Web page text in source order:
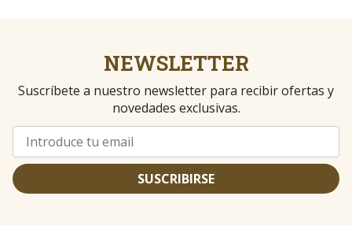
NEWSLETTER
Suscríbete a nuestro newsletter para recibir ofertas y
novedades exclusivas.
SUSCRIBIRSE